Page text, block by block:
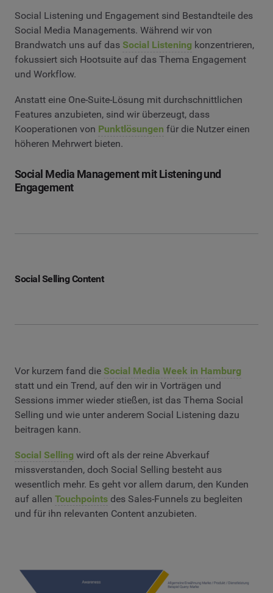
Social Listening und Engagement sind Bestandteile des
Social Media Managements. Während wir von
Brandwatch uns auf das Social Listening konzentrieren,
fokussiert sich Hootsuite auf das Thema Engagement
und Workflow.
Anstatt eine One-Suite-Lösung mit durchschnittlichen
Features anzubieten, sind wir überzeugt, dass
Kooperationen von Punktlösungen für die Nutzer einen
höheren Mehrwert bieten.
Social Media Management mit Listening und
Engagement
Social Selling Content
Vor kurzem fand die Social Media Week in Hamburg
statt und ein Trend, auf den wir in Vorträgen und
Sessions immer wieder stießen, ist das Thema Social
Selling und wie unter anderem Social Listening dazu
beitragen kann.
Social Selling wird oft als der reine Abverkauf
missverstanden, doch Social Selling besteht aus
wesentlich mehr. Es geht vor allem darum, den Kunden
auf allen Touchpoints des Sales-Funnels zu begleiten
und für ihn relevanten Content anzubieten.